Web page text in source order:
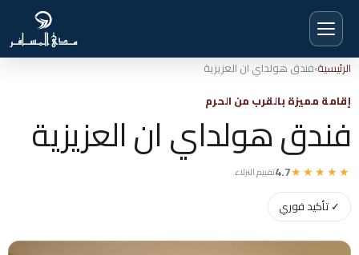
Skip
content
الرئيسية›فندق هولداي ان العزيزية
إقامة مميزة بالقرب من الحرم
فندق هولداي ان العزيزية
★★★★★
4.7تقييم النزلاء
✓ تأكيد فوري